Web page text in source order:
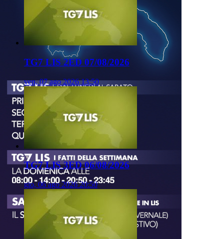
TG7 LIS 2ED 07/08/2026
ven, 07 ago 2026 13:50
TG7 LIS 3ED 06/08/2026
gio, 06 ago 2026 20:50